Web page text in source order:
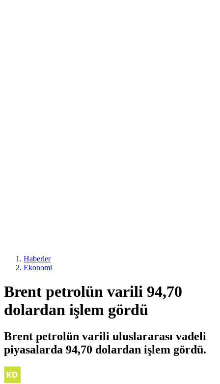
Haberler
Ekonomi
Brent petrolün varili 94,70
dolardan işlem gördü
Brent petrolün varili uluslararası vadeli
piyasalarda 94,70 dolardan işlem gördü.